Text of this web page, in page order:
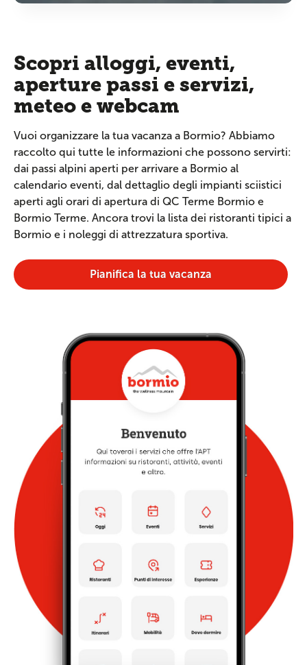
Scopri alloggi, eventi,
aperture passi e servizi,
meteo e webcam
Vuoi organizzare la tua vacanza a Bormio? Abbiamo
raccolto qui tutte le informazioni che possono servirti:
dai passi alpini aperti per arrivare a Bormio al
calendario eventi, dal dettaglio degli impianti sciistici
aperti agli orari di apertura di QC Terme Bormio e
Bormio Terme. Ancora trovi la lista dei ristoranti tipici a
Bormio e i noleggi di attrezzatura sportiva.
Pianifica la tua vacanza